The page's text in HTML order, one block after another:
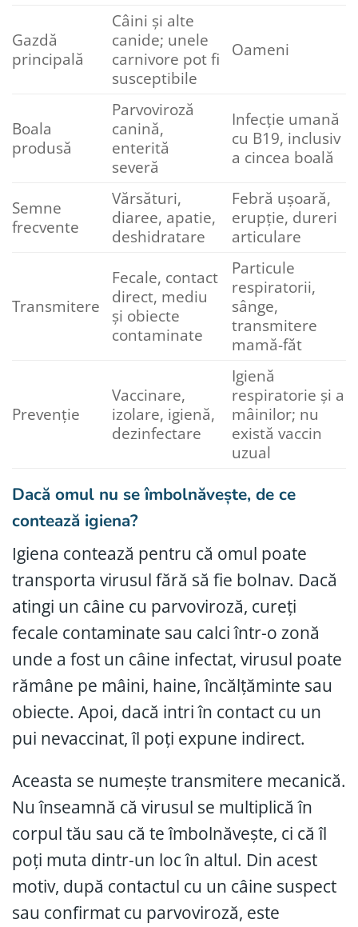
Gazdă
principală
Câini și alte
canide; unele
carnivore pot fi
susceptibile
Oameni
Boala
produsă
Parvoviroză
canină,
enterită
severă
Infecție umană
cu B19, inclusiv
a cincea boală
Semne
frecvente
Vărsături,
diaree, apatie,
deshidratare
Febră ușoară,
erupție, dureri
articulare
Transmitere
Fecale, contact
direct, mediu
și obiecte
contaminate
Particule
respiratorii,
sânge,
transmitere
mamă-făt
Prevenție
Vaccinare,
izolare, igienă,
dezinfectare
Igienă
respiratorie și a
mâinilor; nu
există vaccin
uzual
Dacă omul nu se îmbolnăvește, de ce
contează igiena?
Igiena contează pentru că omul poate
transporta virusul fără să fie bolnav. Dacă
atingi un câine cu parvoviroză, cureți
fecale contaminate sau calci într-o zonă
unde a fost un câine infectat, virusul poate
rămâne pe mâini, haine, încălțăminte sau
obiecte. Apoi, dacă intri în contact cu un
pui nevaccinat, îl poți expune indirect.
Aceasta se numește transmitere mecanică.
Nu înseamnă că virusul se multiplică în
corpul tău sau că te îmbolnăvește, ci că îl
poți muta dintr-un loc în altul. Din acest
motiv, după contactul cu un câine suspect
sau confirmat cu parvoviroză, este